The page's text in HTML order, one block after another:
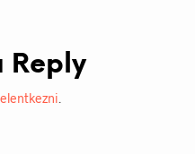
Reply